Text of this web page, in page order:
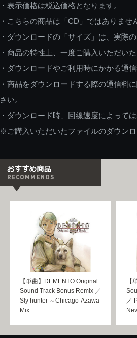
・表示価格は税込価格となります。
・こちらの商品は「CD」ではありま
・ダウンロードの「サイズ」は、実際
・商品の特性上、一度ご購入いただい
・ダウンロードやご利用時にかかる通
・商品をダウンロードする際の通信料
さい。
・ダウンロード時、回線速度によって
※ご購入いただいたファイルのダウン
【単曲】DEMENTO Original
Sound Track Bonus Remix ／
Sly hunter ～Chicago-Azawa
Mix
【
／